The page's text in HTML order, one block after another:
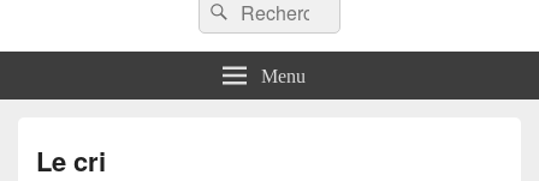
Rechercher
Menu
Le cri